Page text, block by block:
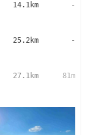
14.1km -
25.2km -
27.1km 81m